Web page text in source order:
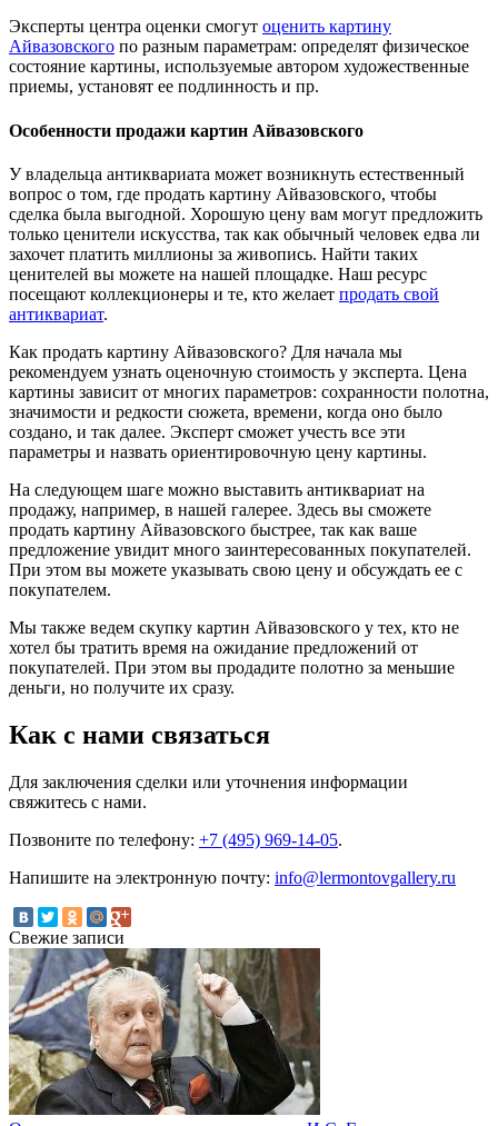
Эксперты центра оценки смогут оценить картину
Айвазовского по разным параметрам: определят физическое
состояние картины, используемые автором художественные
приемы, установят ее подлинность и пр.
Особенности продажи картин Айвазовского
У владельца антиквариата может возникнуть естественный
вопрос о том, где продать картину Айвазовского, чтобы
сделка была выгодной. Хорошую цену вам могут предложить
только ценители искусства, так как обычный человек едва ли
захочет платить миллионы за живопись. Найти таких
ценителей вы можете на нашей площадке. Наш ресурс
посещают коллекционеры и те, кто желает продать свой
антиквариат.
Как продать картину Айвазовского? Для начала мы
рекомендуем узнать оценочную стоимость у эксперта. Цена
картины зависит от многих параметров: сохранности полотна,
значимости и редкости сюжета, времени, когда оно было
создано, и так далее. Эксперт сможет учесть все эти
параметры и назвать ориентировочную цену картины.
На следующем шаге можно выставить антиквариат на
продажу, например, в нашей галерее. Здесь вы сможете
продать картину Айвазовского быстрее, так как ваше
предложение увидит много заинтересованных покупателей.
При этом вы можете указывать свою цену и обсуждать ее с
покупателем.
Мы также ведем скупку картин Айвазовского у тех, кто не
хотел бы тратить время на ожидание предложений от
покупателей. При этом вы продадите полотно за меньшие
деньги, но получите их сразу.
Как с нами связаться
Для заключения сделки или уточнения информации
свяжитесь с нами.
Позвоните по телефону: +7 (495) 969-14-05.
Напишите на электронную почту: info@lermontovgallery.ru
Свежие записи